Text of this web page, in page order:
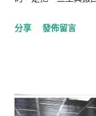
挺難的。一些鋼琴符
一頁。今天，只能
分享 發佈留言